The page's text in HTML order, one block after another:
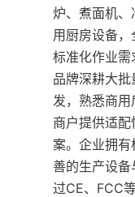
炉、煮面机、
用厨房设备
标准化作业需
品牌深耕大
发，熟悉商
商户提供适
案。企业拥
善的生产设备
过CE、FCC